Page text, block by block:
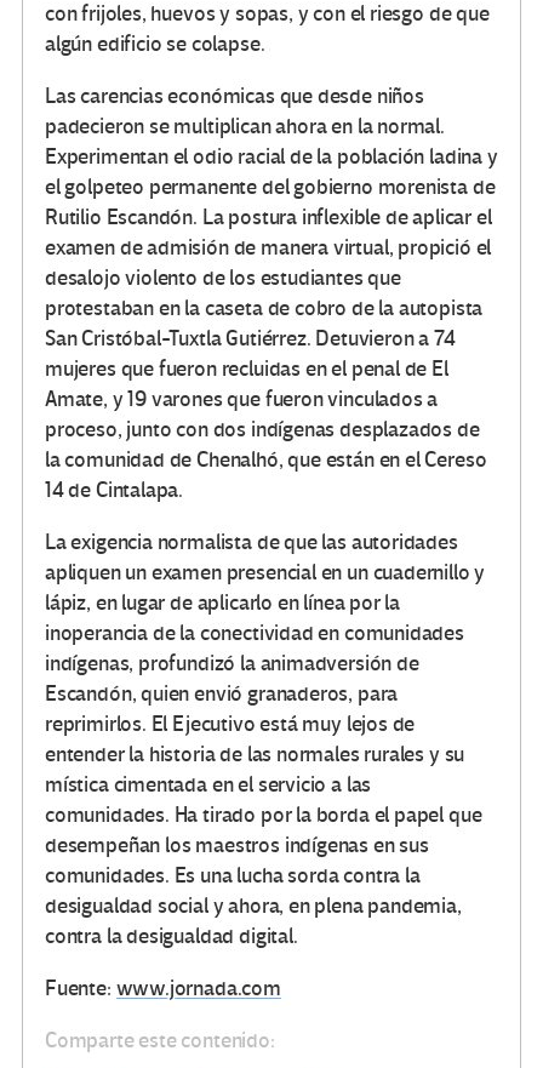
con frijoles, huevos y sopas, y con el riesgo de que
algún edificio se colapse.
Las carencias económicas que desde niños
padecieron se multiplican ahora en la normal.
Experimentan el odio racial de la población ladina y
el golpeteo permanente del gobierno morenista de
Rutilio Escandón. La postura inflexible de aplicar el
examen de admisión de manera virtual, propició el
desalojo violento de los estudiantes que
protestaban en la caseta de cobro de la autopista
San Cristóbal-Tuxtla Gutiérrez. Detuvieron a 74
mujeres que fueron recluidas en el penal de El
Amate, y 19 varones que fueron vinculados a
proceso, junto con dos indígenas desplazados de
la comunidad de Chenalhó, que están en el Cereso
14 de Cintalapa.
La exigencia normalista de que las autoridades
apliquen un examen presencial en un cuadernillo y
lápiz, en lugar de aplicarlo en línea por la
inoperancia de la conectividad en comunidades
indígenas, profundizó la animadversión de
Escandón, quien envió granaderos, para
reprimirlos. El Ejecutivo está muy lejos de
entender la historia de las normales rurales y su
mística cimentada en el servicio a las
comunidades. Ha tirado por la borda el papel que
desempeñan los maestros indígenas en sus
comunidades. Es una lucha sorda contra la
desigualdad social y ahora, en plena pandemia,
contra la desigualdad digital.
Fuente: www.jornada.com
Comparte este contenido: